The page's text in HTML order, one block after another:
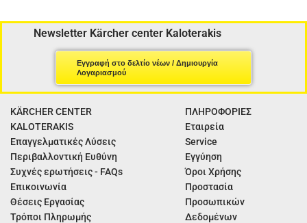
Newsletter Kärcher center Kaloterakis
Εγγραφή στο δελτίο νέων / Δημιουργία
Λογαριασμού
KÄRCHER CENTER
KALOTERAKIS
Επαγγελματικές Λύσεις
Περιβαλλοντική Ευθύνη
Συχνές ερωτήσεις - FAQs
Επικοινωνία
Θέσεις Εργασίας
Τρόποι Πληρωμής
ΠΛΗΡΟΦΟΡΙΕΣ
Εταιρεία
Service
Εγγύηση
Όροι Χρήσης
Προστασία
Προσωπικών
Δεδομένων